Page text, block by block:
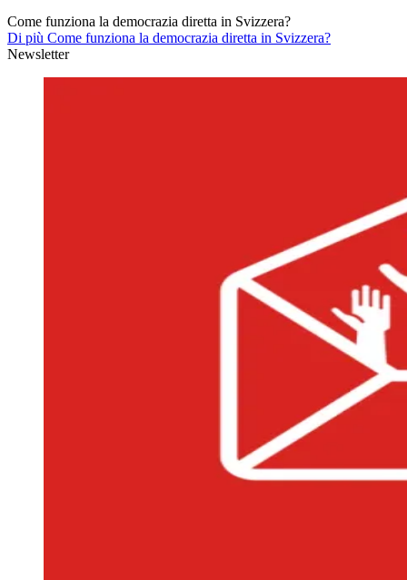
Come funziona la democrazia diretta in Svizzera?
Di più Come funziona la democrazia diretta in Svizzera?
Newsletter